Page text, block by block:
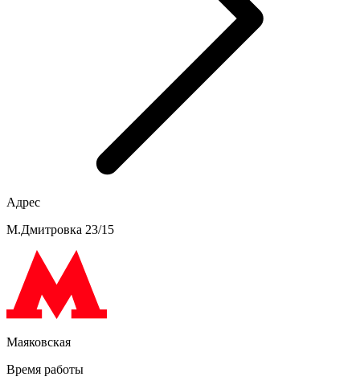
Адрес
М.Дмитровка 23/15
Маяковская
Время работы